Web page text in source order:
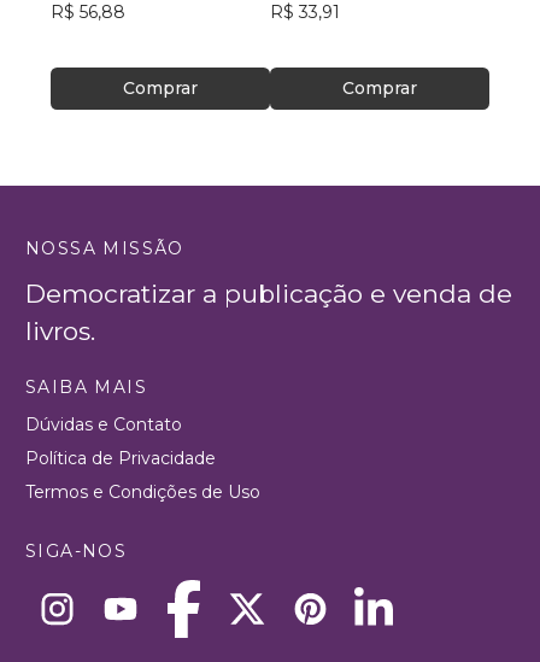
R$ 56,88
Comprar
R$ 33,91
Comprar
NOSSA MISSÃO
Democratizar a publicação e venda de
livros.
SAIBA MAIS
Dúvidas e Contato
Política de Privacidade
Termos e Condições de Uso
SIGA-NOS